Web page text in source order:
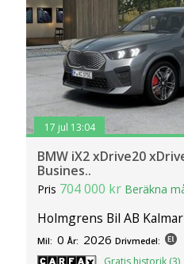
17 jul 13:04
BMW iX2 xDrive20
Busines..
Pris 704 000 kr Beräkna
Holmgrens Bil AB Kalmar
Mil: 0 År: 2026 Drivmedel:
Gratis historik (3)